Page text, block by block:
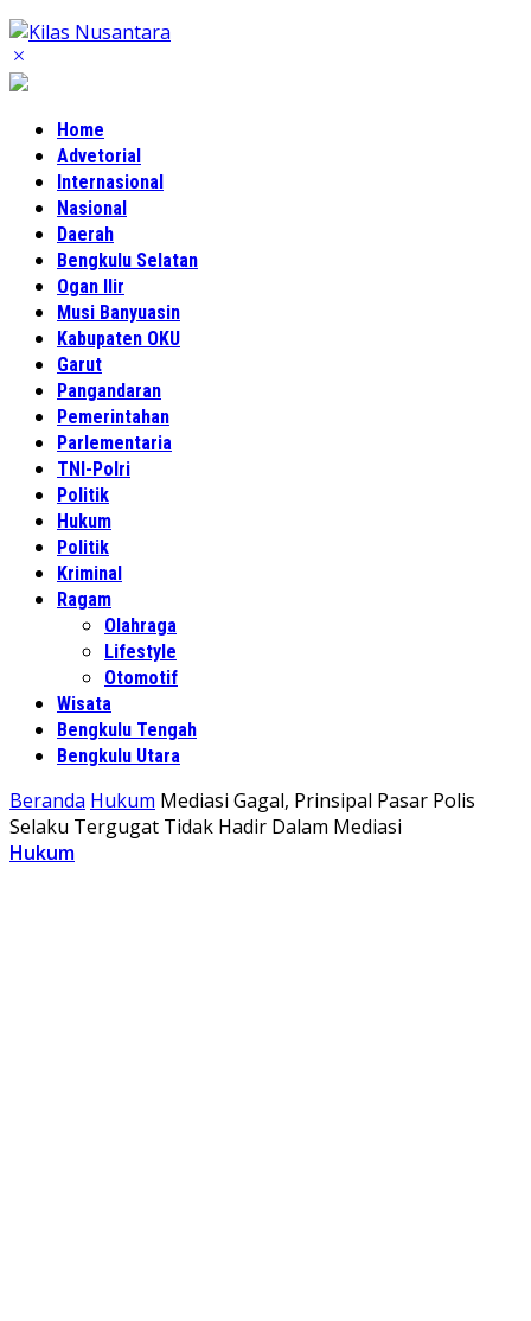
Home
Advetorial
Internasional
Nasional
Daerah
Bengkulu Selatan
Ogan Ilir
Musi Banyuasin
Kabupaten OKU
Garut
Pangandaran
Pemerintahan
Parlementaria
TNI-Polri
Politik
Hukum
Politik
Kriminal
Ragam
Olahraga
Lifestyle
Otomotif
Wisata
Bengkulu Tengah
Bengkulu Utara
Beranda Hukum Mediasi Gagal, Prinsipal Pasar Polis
Selaku Tergugat Tidak Hadir Dalam Mediasi
Hukum